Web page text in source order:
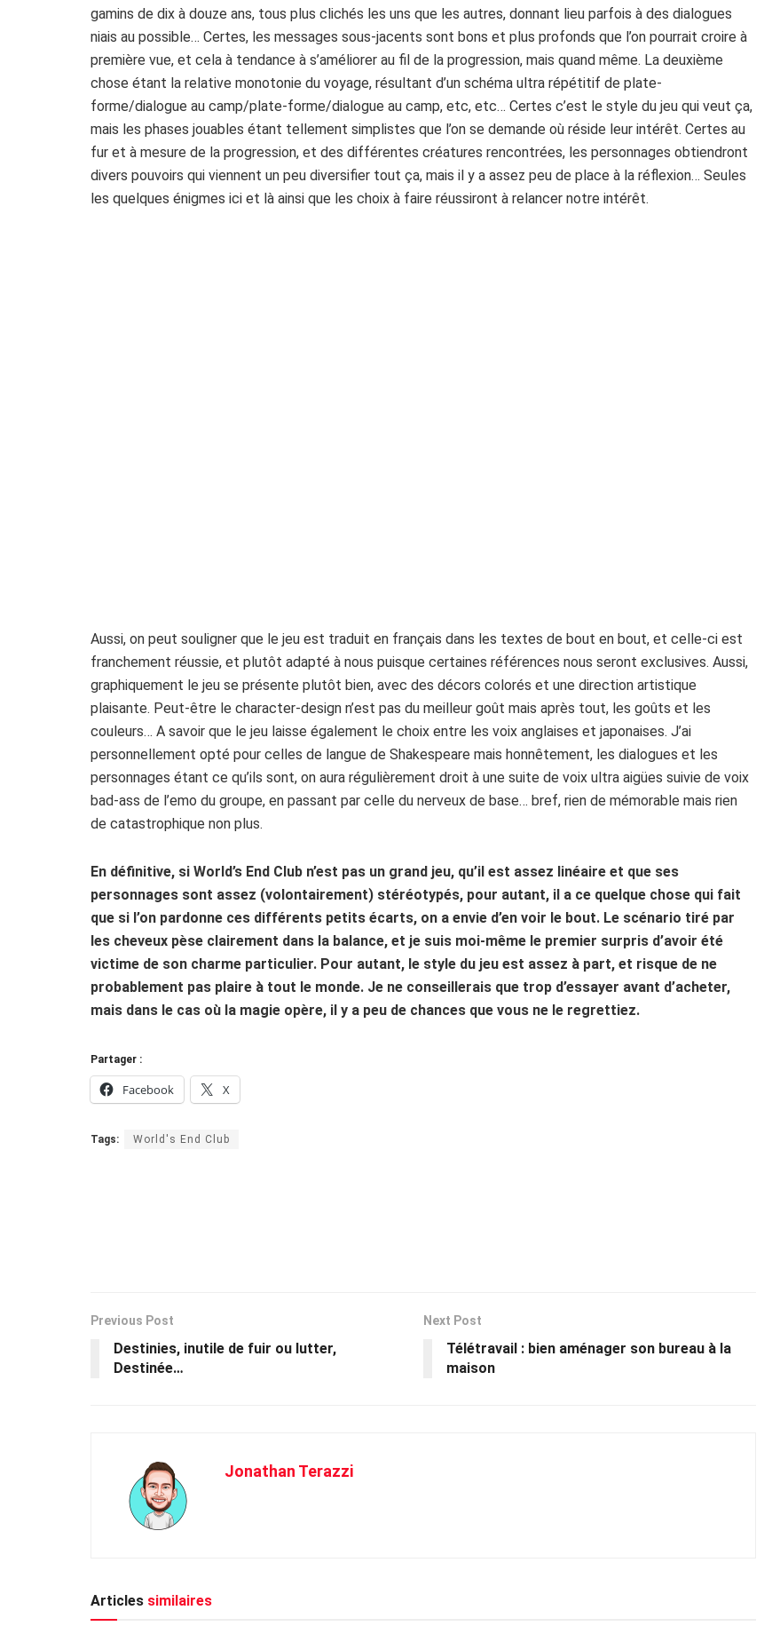
gamins de dix à douze ans, tous plus clichés les uns que les autres, donnant lieu parfois à des dialogues
niais au possible… Certes, les messages sous-jacents sont bons et plus profonds que l’on pourrait croire à
première vue, et cela à tendance à s’améliorer au fil de la progression, mais quand même. La deuxième
chose étant la relative monotonie du voyage, résultant d’un schéma ultra répétitif de plate-
forme/dialogue au camp/plate-forme/dialogue au camp, etc, etc… Certes c’est le style du jeu qui veut ça,
mais les phases jouables étant tellement simplistes que l’on se demande où réside leur intérêt. Certes au
fur et à mesure de la progression, et des différentes créatures rencontrées, les personnages obtiendront
divers pouvoirs qui viennent un peu diversifier tout ça, mais il y a assez peu de place à la réflexion… Seules
les quelques énigmes ici et là ainsi que les choix à faire réussiront à relancer notre intérêt.
Aussi, on peut souligner que le jeu est traduit en français dans les textes de bout en bout, et celle-ci est
franchement réussie, et plutôt adapté à nous puisque certaines références nous seront exclusives. Aussi,
graphiquement le jeu se présente plutôt bien, avec des décors colorés et une direction artistique
plaisante. Peut-être le character-design n’est pas du meilleur goût mais après tout, les goûts et les
couleurs… A savoir que le jeu laisse également le choix entre les voix anglaises et japonaises. J’ai
personnellement opté pour celles de langue de Shakespeare mais honnêtement, les dialogues et les
personnages étant ce qu’ils sont, on aura régulièrement droit à une suite de voix ultra aigües suivie de voix
bad-ass de l’emo du groupe, en passant par celle du nerveux de base… bref, rien de mémorable mais rien
de catastrophique non plus.
En définitive, si World’s End Club n’est pas un grand jeu, qu’il est assez linéaire et que ses
personnages sont assez (volontairement) stéréotypés, pour autant, il a ce quelque chose qui fait
que si l’on pardonne ces différents petits écarts, on a envie d’en voir le bout. Le scénario tiré par
les cheveux pèse clairement dans la balance, et je suis moi-même le premier surpris d’avoir été
victime de son charme particulier. Pour autant, le style du jeu est assez à part, et risque de ne
probablement pas plaire à tout le monde. Je ne conseillerais que trop d’essayer avant d’acheter,
mais dans le cas où la magie opère, il y a peu de chances que vous ne le regrettiez.
Partager :
Facebook X
Tags: World's End Club
Previous Post
Destinies, inutile de fuir ou lutter,
Destinée…
Next Post
Télétravail : bien aménager son bureau à la
maison
Jonathan Terazzi
Articles similaires